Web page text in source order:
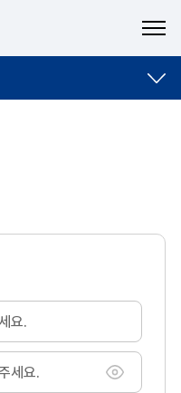
비밀번호